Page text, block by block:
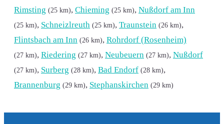
Rimsting (25 km), Chieming (25 km), Nußdorf am Inn
(25 km), Schneizlreuth (25 km), Traunstein (26 km),
Flintsbach am Inn (26 km), Rohrdorf (Rosenheim)
(27 km), Riedering (27 km), Neubeuern (27 km), Nußdorf
(27 km), Surberg (28 km), Bad Endorf (28 km),
Brannenburg (29 km), Stephanskirchen (29 km)